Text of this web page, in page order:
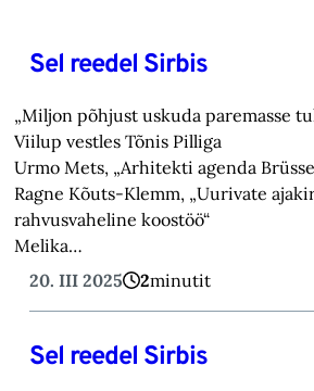
Sel reedel Sirbis
„Miljon põhjust uskuda paremasse
Viilup vestles Tõnis Pilliga
Urmo Mets, „Arhitekti agenda
Ragne Kõuts-Klemm, „Uurivate
rahvusvaheline koostöö“
Melika…
20. III 2025
2minutit
Sel reedel Sirbis